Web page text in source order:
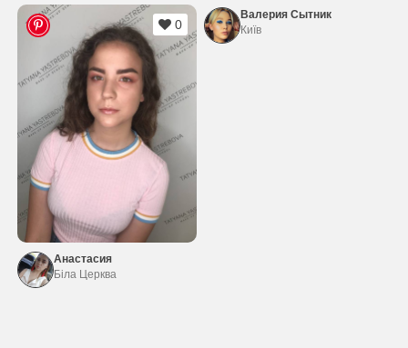
Валерия Сытник
Київ
Анастасия
Біла Церква
0